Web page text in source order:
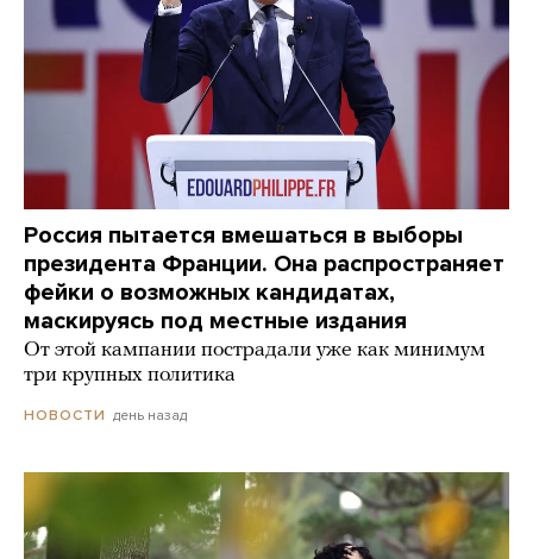
Россия пытается вмешаться в выборы
президента Франции. Она распространяет
фейки о возможных кандидатах,
маскируясь под местные издания
От этой кампании пострадали уже как минимум
три крупных политика
НОВОСТИ день назад